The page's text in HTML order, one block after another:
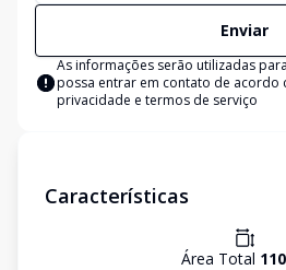
Enviar
As informações serão utilizadas
possa entrar em contato de acordo
privacidade e termos de serviço
Características
Área Total 110